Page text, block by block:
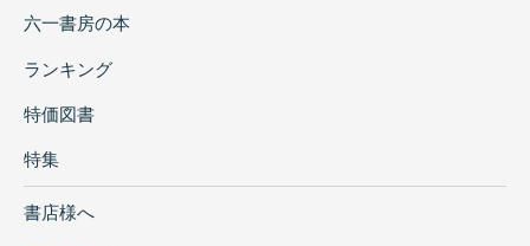
六一書房の本
ランキング
特価図書
特集
書店様へ